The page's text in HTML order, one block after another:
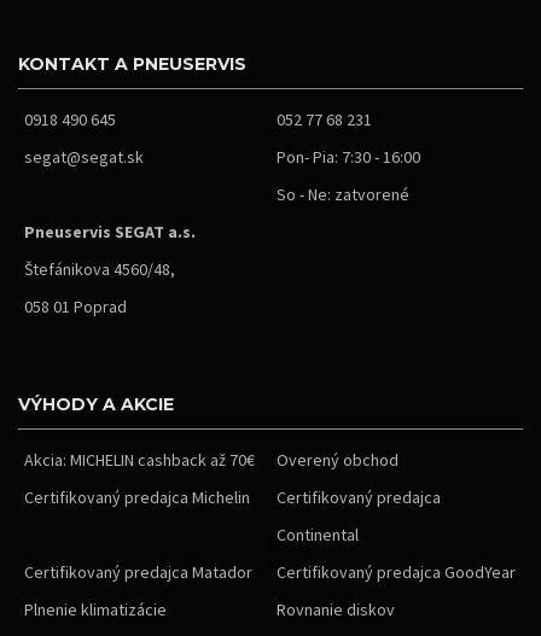
KONTAKT A PNEUSERVIS
0918 490 645
052 77 68 231
segat@segat.sk
Pon- Pia: 7:30 - 16:00
So - Ne: zatvorené
Pneuservis SEGAT a.s.
Štefánikova 4560/48,
058 01 Poprad
VÝHODY A AKCIE
Akcia: MICHELIN cashback až 70€
Overený obchod
Certifikovaný predajca Michelin
Certifikovaný predajca
Continental
Certifikovaný predajca Matador
Certifikovaný predajca GoodYear
Plnenie klimatizácie
Rovnanie diskov